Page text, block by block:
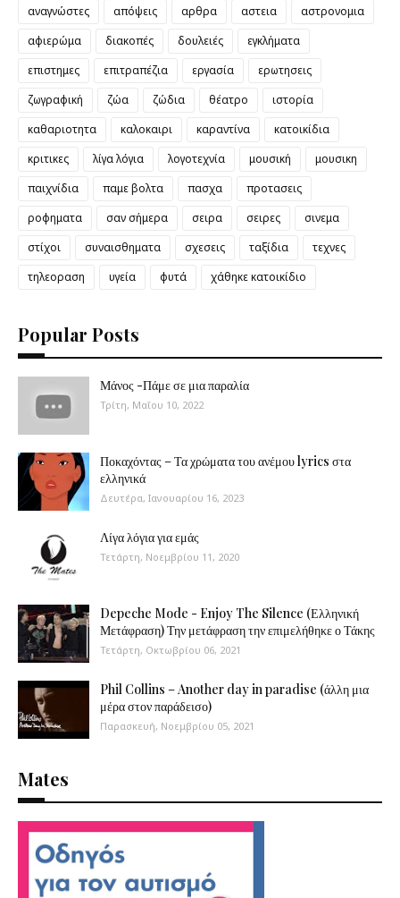
αναγνώστες
απόψεις αρθρα αστεια
αστρονομια
αφιερώμα
διακοπές δουλειές
εγκλήματα
επιστημες
επιτραπέζια εργασία
ερωτησεις
ζωγραφική
ζώα ζώδια θέατρο
ιστορία
καθαριοτητα
καλοκαιρι καραντίνα
κατοικίδια
κριτικες
λίγα λόγια λογοτεχνία μουσική
μουσικη
παιχνίδια
παμε βολτα πασχα
προτασεις
ροφηματα
σαν σήμερα σειρα σειρες
σινεμα
στίχοι
συναισθηματα σχεσεις ταξίδια
τεχνες
τηλεοραση
υγεία φυτά χάθηκε κατοικίδιο
Popular Posts
Μάνος -Πάμε σε μια παραλία
Τρίτη, Μαΐου 10, 2022
Ποκαχόντας – Τα χρώματα του ανέμου lyrics στα
ελληνικά
Δευτέρα, Ιανουαρίου 16, 2023
Λίγα λόγια για εμάς
Τετάρτη, Νοεμβρίου 11, 2020
Depeche Mode - Enjoy The Silence (Ελληνική
Μετάφραση) Την μετάφραση την επιμελήθηκε ο Τάκης
Τετάρτη, Οκτωβρίου 06, 2021
Phil Collins – Another day in paradise (άλλη μια
μέρα στον παράδεισο)
Παρασκευή, Νοεμβρίου 05, 2021
Mates